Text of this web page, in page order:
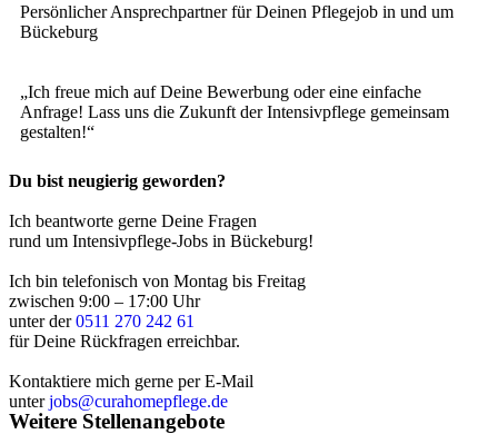
Persönlicher Ansprechpartner für Deinen Pflegejob in und um
Bückeburg
„Ich freue mich auf Deine Bewerbung oder eine einfache
Anfrage! Lass uns die Zukunft der Intensivpflege gemeinsam
gestalten!“
Du bist neugierig geworden?
Ich beantworte gerne Deine Fragen
rund um Intensivpflege-Jobs in Bückeburg!
Ich bin telefonisch von Montag bis Freitag
zwischen 9:00 – 17:00 Uhr
unter der0511 270 242 61
für Deine Rückfragen erreichbar.
Kontaktiere mich gerne per E-Mail
unterjobs@curahomepflege.de
Weitere Stellenangebote